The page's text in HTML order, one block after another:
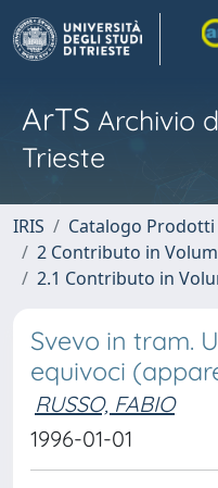
ArTS Archivio
Trieste
IRIS
Catalogo Prodotti
2 Contributo in
2.1 Contributo in
Svevo in tram.
equivoci
RUSSO, FABIO
1996-01-01